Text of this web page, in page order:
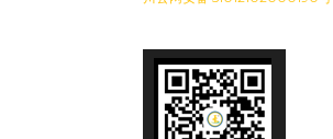
公司位于成都市金堂县成都-阿坝工业集中
发展区广东路B2段，占地51亩，建有科研大
楼、培训中心、生产厂房、住宿大楼、餐厅、